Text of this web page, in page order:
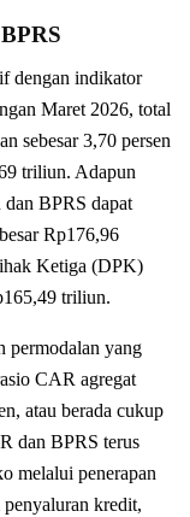
dengan indikator
Maret 2026, total
sebesar 3,70 persen
triliun. Adapun
BPRS dapat
Rp176,96
Ketiga (DPK)
triliun.
permodalan yang
CAR agregat
atau berada cukup
dan BPRS terus
melalui penerapan
kredit,